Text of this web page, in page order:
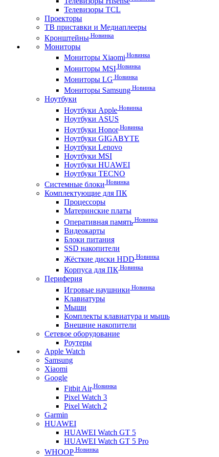
Телевизоры TCL
Проекторы
ТВ приставки и Медиаплееры
Кронштейны Новинка
Мониторы
Мониторы Xiaomi Новинка
Мониторы MSI Новинка
Мониторы LG Новинка
Мониторы Samsung Новинка
Ноутбуки
Ноутбуки Apple Новинка
Ноутбуки ASUS
Ноутбуки HonorНовинка
Ноутбуки GIGABYTE
Ноутбуки Lenovo
Ноутбуки MSI
Ноутбуки HUAWEI
Ноутбуки TECNO
Системные блоки Новинка
Комплектующие для ПК
Процессоры
Материнские платы
Оперативная память Новинка
Видеокарты
Блоки питания
SSD накопители
Жёсткие диски HDD Новинка
Корпуса для ПК Новинка
Периферия
Игровые наушники Новинка
Клавиатуры
Мыши
Комплекты клавиатура и мышь
Внешние накопители
Сетевое оборудование
Роутеры
Apple Watch
Samsung
Xiaomi
Google
Fitbit AirНовинка
Pixel Watch 3
Pixel Watch 2
Garmin
HUAWEI
HUAWEI Watch GT 5
HUAWEI Watch GT 5 Pro
WHOOP Новинка